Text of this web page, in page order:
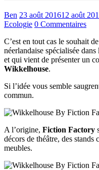
Ben 23 août 201612 août
Ecologie 0 Commentaires
C’est en tout cas le souhait de
néerlandaise spécialisée
et qui vient de présenter un
Wikkelhouse.
Si l’idée vous semble
commun.
A l’origine, Fiction Factory
décors de théâtre, des stands
meubles.